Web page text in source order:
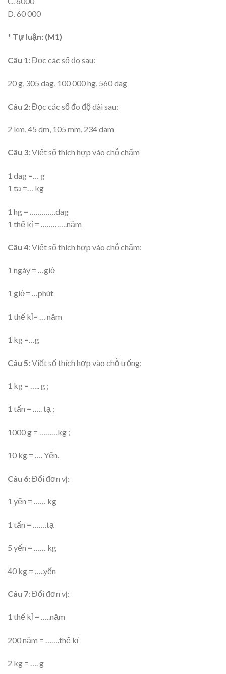
D. 60 000
* Tự luận: (M1)
Câu 1:Đọc các số đo sau:
20 g, 305 dag, 100 000 hg, 560 dag
Câu 2:Đọc các số đo độ dài sau:
2 km, 45 dm, 105 mm, 234 dam
Câu 3: Viết số thích hợp vào chỗ chấm
1 dag =… g
1 tạ =… kg
1 hg = ………….dag
1 thế kỉ = ………….năm
Câu 4: Viết số thích hợp vào chỗ chấm:
1 ngày = …giờ
1 giờ= …phút
1 thế kỉ= … năm
1 kg =…g
Câu 5:Viết số thích hợp vào chỗ trống:
1 kg = ….. g ;
1 tấn = ….. tạ ;
1000 g = ………kg ;
10 kg = …. Yến.
Câu 6:Đổi đơn vị:
1 yến = …… kg
1 tấn = …….tạ
5 yến = …… kg
40 kg = …..yến
Câu 7: Đổi đơn vị:
1 thế kỉ = …..năm
200 năm = …….thế kỉ
2 kg = …. g